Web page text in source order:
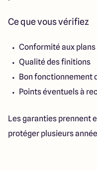
Ce que vous vérifiez
Conformité aux plans
Qualité des finitions
Bon fonctionnement
Points éventuels à
Les garanties prennent
protéger plusieurs